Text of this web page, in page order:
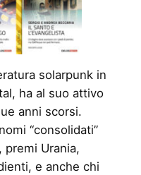
solarpunk in
ha al suo attivo
anni scorsi.
“consolidati”
premi Urania,
e anche chi